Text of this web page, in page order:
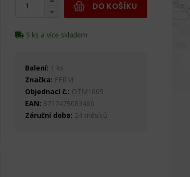
DO KOŠÍKU
5 ks a více skladem
Balení: 1 ks
Značka: FERM
Objednací č.: OTM1009
EAN: 8717479083466
Záruční doba: 24 měsíců